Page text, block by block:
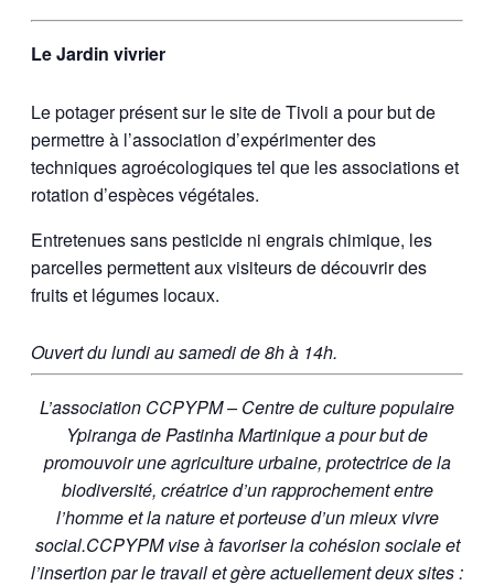
Le Jardin vivrier
Le potager présent sur le site de Tivoli a pour but de
permettre à l’association d’expérimenter des
techniques agroécologiques tel que les associations et
rotation d’espèces végétales.
Entretenues sans pesticide ni engrais chimique, les
parcelles permettent aux visiteurs de découvrir des
fruits et légumes locaux.
Ouvert du lundi au samedi de 8h à 14h.
L’association CCPYPM – Centre de culture populaire
Ypiranga de Pastinha Martinique a pour but de
promouvoir une agriculture urbaine, protectrice de la
biodiversité, créatrice d’un rapprochement entre
l’homme et la nature et porteuse d’un mieux vivre
social.CCPYPM vise à favoriser la cohésion sociale et
l’insertion par le travail et gère actuellement deux sites :